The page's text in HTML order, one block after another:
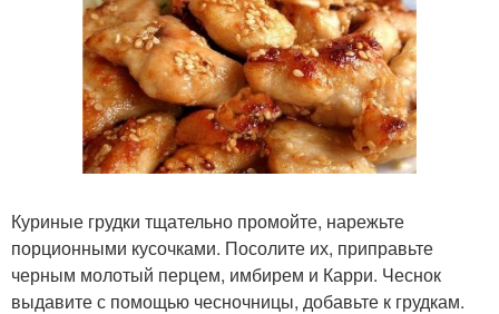
Куриные грудки тщательно промойте, нарежьте
порционными кусочками. Посолите их, приправьте
черным молотый перцем, имбирем и Карри. Чеснок
выдавите с помощью чесночницы, добавьте к грудкам.